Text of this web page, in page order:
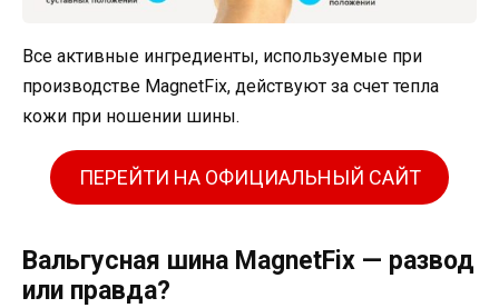
Все активные ингредиенты, используемые при
производстве MagnetFix, действуют за счет тепла
кожи при ношении шины.
ПЕРЕЙТИ НА ОФИЦИАЛЬНЫЙ САЙТ
Вальгусная шина MagnetFix — развод
или правда?